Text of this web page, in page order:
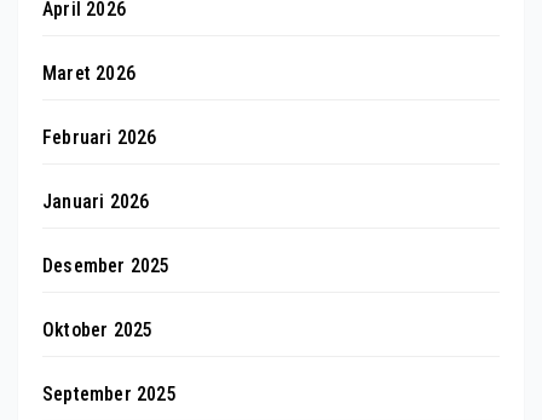
April 2026
Maret 2026
Februari 2026
Januari 2026
Desember 2025
Oktober 2025
September 2025